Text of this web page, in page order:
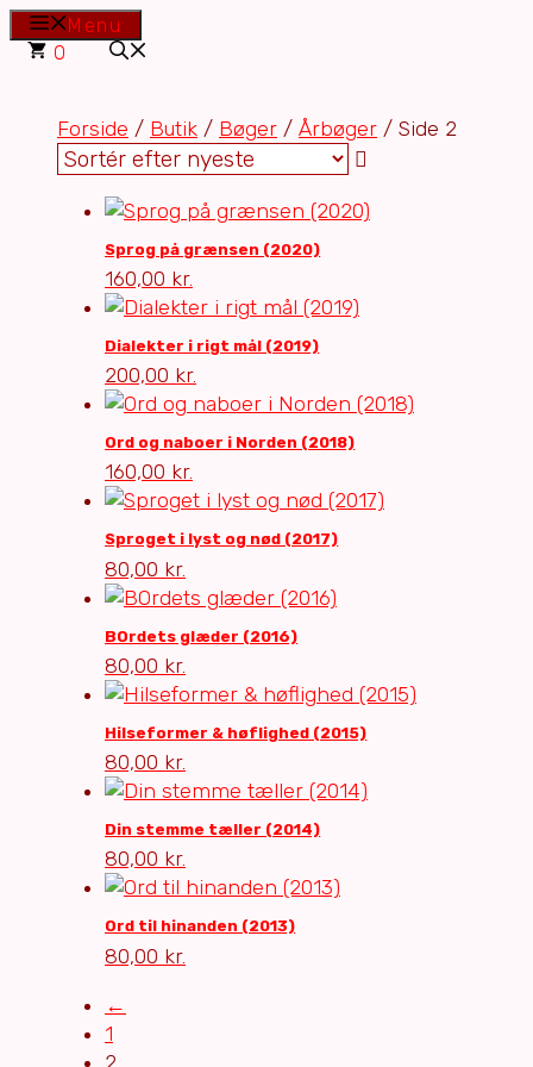
Hop
Menu
0
Forside / Butik / Bøger / Årbøger / Side 2
Sprog på grænsen (2020)
160,00 kr.
Dialekter i rigt mål (2019)
200,00 kr.
Ord og naboer i Norden (2018)
160,00 kr.
Sproget i lyst og nød (2017)
80,00 kr.
BOrdets glæder (2016)
80,00 kr.
Hilseformer & høflighed (2015)
80,00 kr.
Din stemme tæller (2014)
80,00 kr.
Ord til hinanden (2013)
80,00 kr.
←
1